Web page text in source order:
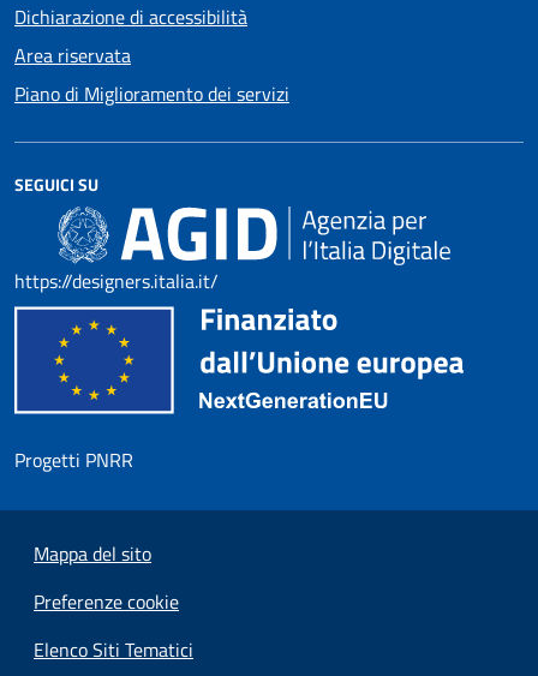
Dichiarazione di accessibilità
Area riservata
Piano di Miglioramento dei servizi
SEGUICI SU
https://designers.italia.it/
Progetti PNRR
Mappa del sito
Preferenze cookie
Elenco Siti Tematici